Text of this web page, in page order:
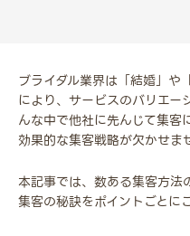
ブライダル業界は「結婚」や
により、サービスのバリエー
んな中で他社に先んじて集客
効果的な集客戦略が欠かせま
本記事では、数ある集客方
集客の秘訣をポイントごとに